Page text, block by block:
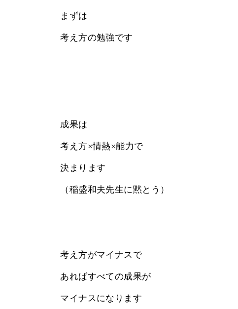
まずは
考え方の勉強です
成果は
考え方×情熱×能力で
決まります
（稲盛和夫先生に黙とう）
考え方がマイナスで
あればすべての成果が
マイナスになります